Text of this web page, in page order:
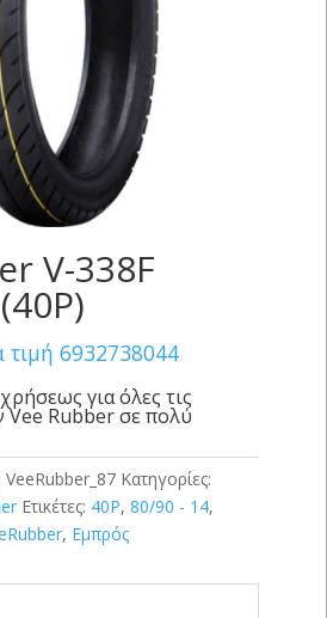
V-338F
τιμή 6932738044
για όλες τις
Vee Rubber σε πολύ
VeeRubber_87 Κατηγορίες:
Ετικέτες: 40P, 80/90 - 14,
, Εμπρός